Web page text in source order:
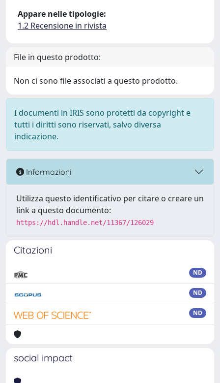
Appare nelle tipologie:
1.2 Recensione in rivista
File in questo prodotto:
Non ci sono file associati a questo prodotto.
I documenti in IRIS sono protetti da copyright e
tutti i diritti sono riservati, salvo diversa
indicazione.
Informazioni
Utilizza questo identificativo per citare o creare un
link a questo documento:
https://hdl.handle.net/11367/126029
Citazioni
ND
ND
ND
social impact